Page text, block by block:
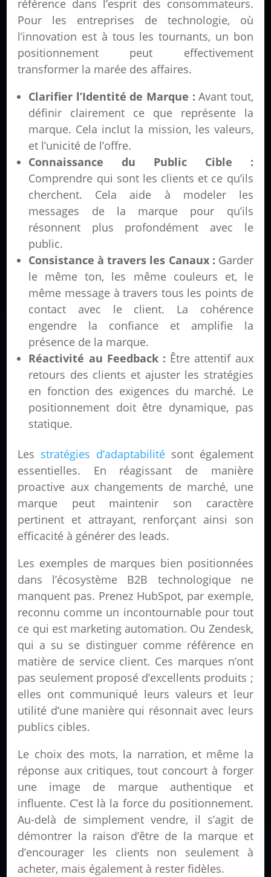
référence dans l’esprit des consommateurs.
Pour les entreprises de technologie, où
l’innovation est à tous les tournants, un bon
positionnement peut effectivement
transformer la marée des affaires.
Clarifier l’Identité de Marque : Avant tout,
définir clairement ce que représente la
marque. Cela inclut la mission, les valeurs,
et l’unicité de l’offre.
Connaissance du Public Cible :
Comprendre qui sont les clients et ce qu’ils
cherchent. Cela aide à modeler les
messages de la marque pour qu’ils
résonnent plus profondément avec le
public.
Consistance à travers les Canaux : Garder
le même ton, les même couleurs et, le
même message à travers tous les points de
contact avec le client. La cohérence
engendre la confiance et amplifie la
présence de la marque.
Réactivité au Feedback : Être attentif aux
retours des clients et ajuster les stratégies
en fonction des exigences du marché. Le
positionnement doit être dynamique, pas
statique.
Les stratégies d’adaptabilité sont également
essentielles. En réagissant de manière
proactive aux changements de marché, une
marque peut maintenir son caractère
pertinent et attrayant, renforçant ainsi son
efficacité à générer des leads.
Les exemples de marques bien positionnées
dans l’écosystème B2B technologique ne
manquent pas. Prenez HubSpot, par exemple,
reconnu comme un incontournable pour tout
ce qui est marketing automation. Ou Zendesk,
qui a su se distinguer comme référence en
matière de service client. Ces marques n’ont
pas seulement proposé d’excellents produits ;
elles ont communiqué leurs valeurs et leur
utilité d’une manière qui résonnait avec leurs
publics cibles.
Le choix des mots, la narration, et même la
réponse aux critiques, tout concourt à forger
une image de marque authentique et
influente. C’est là la force du positionnement.
Au-delà de simplement vendre, il s’agit de
démontrer la raison d’être de la marque et
d’encourager les clients non seulement à
acheter, mais également à rester fidèles.